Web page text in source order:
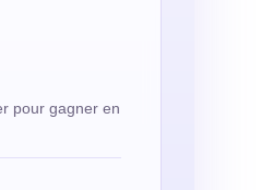
pour gagner en